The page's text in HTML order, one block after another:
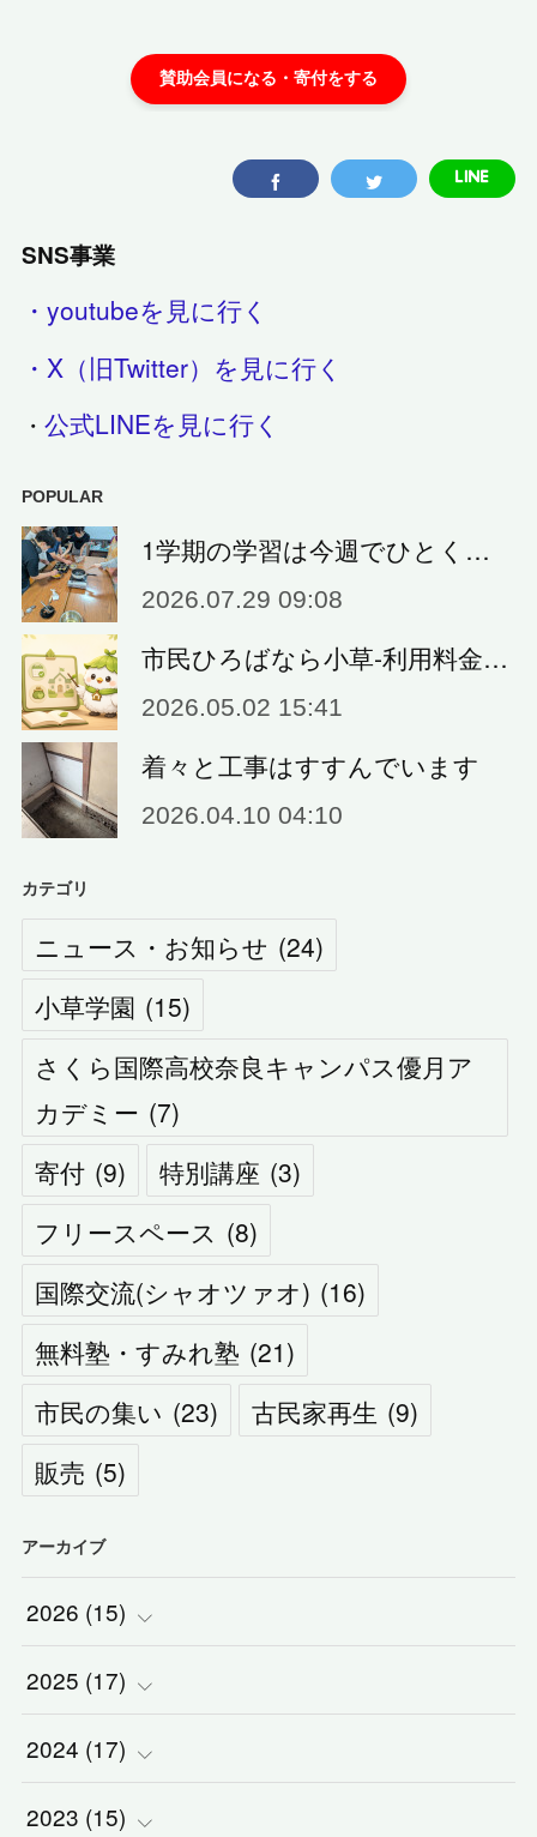
SNS事業
・youtubeを見に行く
・X（旧Twitter）を見に行く
・公式LINEを見に行く
POPULAR
1学期の学習は今週でひとく…
2026.07.29 09:08
市民ひろばなら小草‐利用料金…
2026.05.02 15:41
着々と工事はすすんでいます
2026.04.10 04:10
カテゴリ
ニュース・お知らせ (24)
小草学園 (15)
さくら国際高校奈良キャンパス優月ア
カデミー (7)
寄付 (9) 特別講座 (3)
フリースペース (8)
国際交流(シャオツァオ) (16)
無料塾・すみれ塾 (21)
市民の集い (23) 古民家再生 (9)
販売 (5)
アーカイブ
2026 (15)
(1)
(1)
(3)
2025 (17)
(2)
(1)
2024 (17)
(2)
2023 (15)